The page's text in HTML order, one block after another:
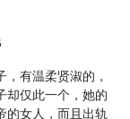
有温柔贤淑的，
却仅此一个，她的
的女人，而且出轨